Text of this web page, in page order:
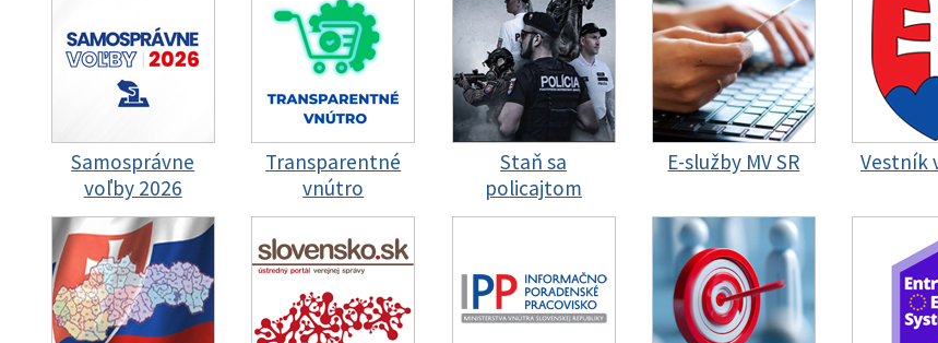
Samosprávne
voľby 2026
Transparentné
vnútro
Staň sa
policajtom
E-služby MV SR Vestník